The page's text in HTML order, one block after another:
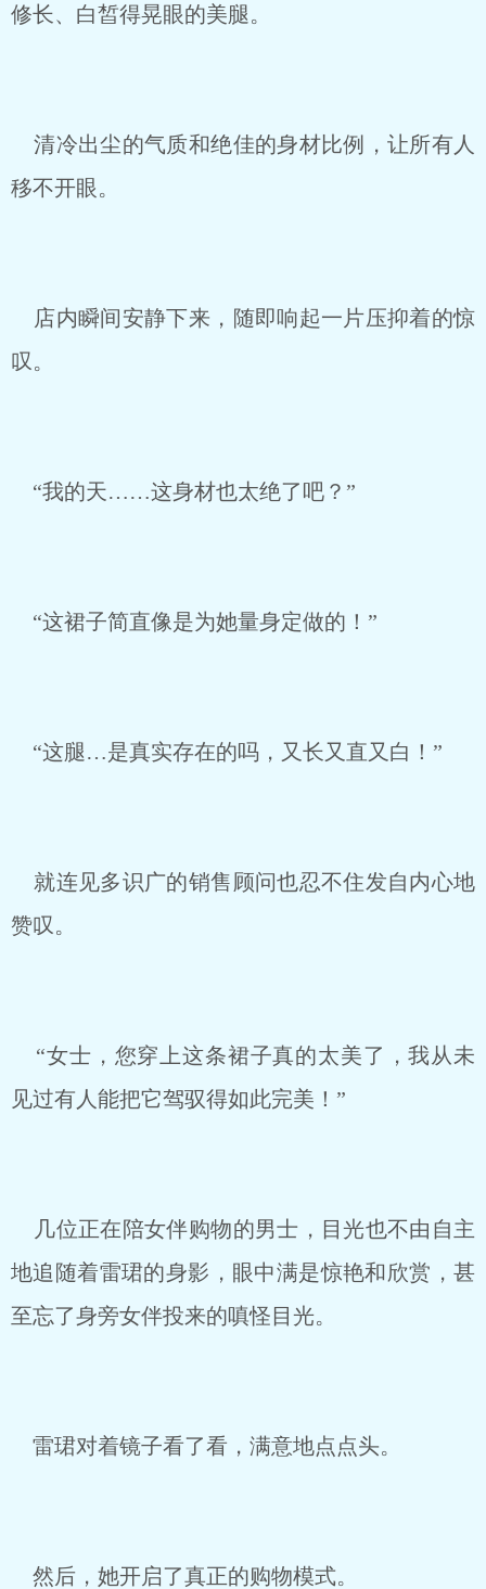
修长、白皙得晃眼的美腿。
清冷出尘的气质和绝佳的身材比例，让所有人
移不开眼。
店内瞬间安静下来，随即响起一片压抑着的惊
叹。
“我的天……这身材也太绝了吧？”
“这裙子简直像是为她量身定做的！”
“这腿…是真实存在的吗，又长又直又白！”
就连见多识广的销售顾问也忍不住发自内心地
赞叹。
“女士，您穿上这条裙子真的太美了，我从未
见过有人能把它驾驭得如此完美！”
几位正在陪女伴购物的男士，目光也不由自主
地追随着雷珺的身影，眼中满是惊艳和欣赏，甚
至忘了身旁女伴投来的嗔怪目光。
雷珺对着镜子看了看，满意地点点头。
然后，她开启了真正的购物模式。